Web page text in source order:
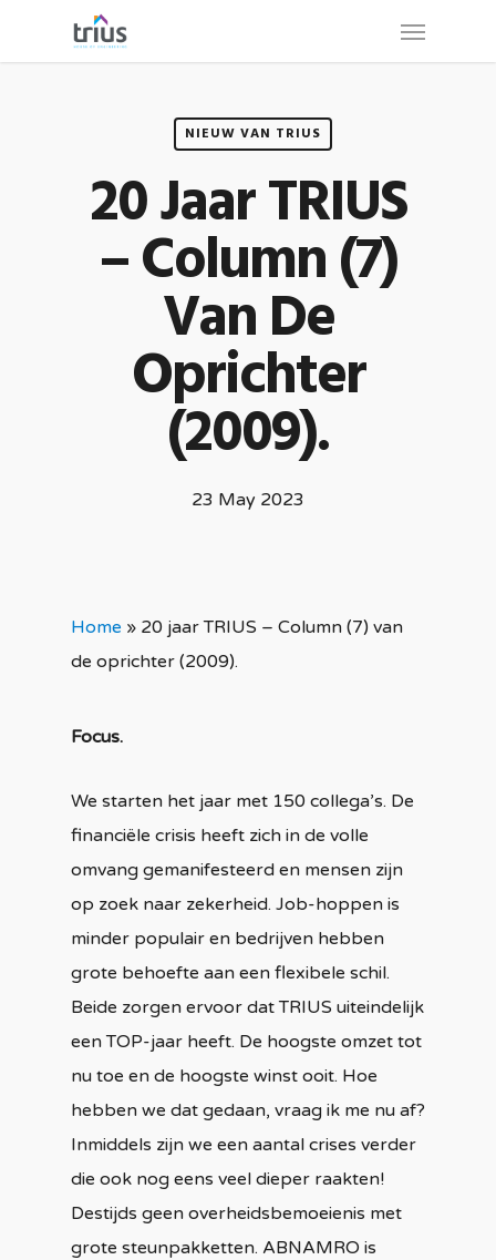
Menu
NIEUW VAN TRIUS
20 Jaar TRIUS
– Column (7)
Van De
Oprichter
(2009).
23 May 2023
Home » 20 jaar TRIUS – Column (7) van
de oprichter (2009).
Focus.
We starten het jaar met 150 collega’s. De
financiële crisis heeft zich in de volle
omvang gemanifesteerd en mensen zijn
op zoek naar zekerheid. Job-hoppen is
minder populair en bedrijven hebben
grote behoefte aan een flexibele schil.
Beide zorgen ervoor dat TRIUS uiteindelijk
een TOP-jaar heeft. De hoogste omzet tot
nu toe en de hoogste winst ooit. Hoe
hebben we dat gedaan, vraag ik me nu af?
Inmiddels zijn we een aantal crises verder
die ook nog eens veel dieper raakten!
Destijds geen overheidsbemoeienis met
grote steunpakketten. ABNAMRO is